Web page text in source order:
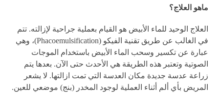
ماهو العلاج؟
العلاج الوحيد للماء الأبيض هو القيام بعملية جراحية لإزالته. تتم
في الغالب عن طريق تقنية الفيكو (Phacoemulsification)، وهي
عبارة عن تكسير وسحب الماء الأبيض باستخدام الموجات
الصوتية وتعتبر هذه الطريقة هي الأحدث حتى الآن. بعدها يتم
زراعة عدسة جديدة مكان العدسة التي تمت ازالتها. لا يشعر
المريض بأي ألم أثناء العملية لوجود المخدر (بنج) موضعي للعين.